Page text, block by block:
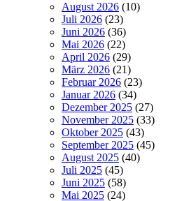
August 2026 (10)
Juli 2026 (23)
Juni 2026 (36)
Mai 2026 (22)
April 2026 (29)
März 2026 (21)
Februar 2026 (23)
Januar 2026 (34)
Dezember 2025 (27)
November 2025 (33)
Oktober 2025 (43)
September 2025 (45)
August 2025 (40)
Juli 2025 (45)
Juni 2025 (58)
Mai 2025 (24)